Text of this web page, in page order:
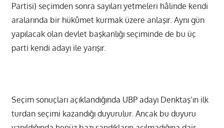
Partisi) seçimden sonra sayıları yetmeleri hâlinde kendi
aralarında bir hükûmet kurmak üzere anlaşır. Aynı gün
yapılacak olan devlet başkanlığı seçiminde de bu üç
parti kendi adayı ile yarışır.
Seçim sonuçları açıklandığında UBP adayı Denktaş’ın ilk
turdan seçimi kazandığı duyurulur. Ancak bu duyuru